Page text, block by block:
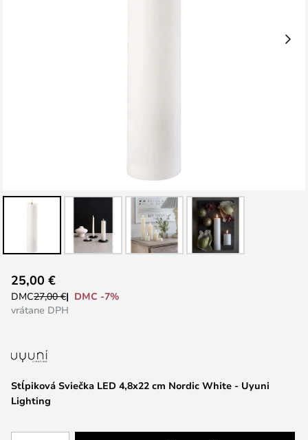
na
začiatok
Stĺpiková Sviečka LED 4,8x22 cm Nordic White - Uyuni
Lighting
25,00 €
DMC27,00 €
DMC -7%
vrátane DPH